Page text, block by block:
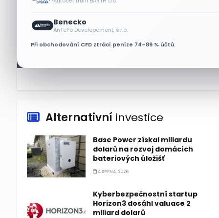
Benecko
AnTePo Developement, s.r.o.
Při obchodování CFD ztrácí peníze 74–89 % účtů.
Micron posílil o 7,6 % a zvýšil
podíl na trhu DRAM
Alternativní investice
Base Power získal miliardu
dolarů na rozvoj domácích
bateriových úložišť
4 SRPNA, 2026
Kyberbezpečnostní startup
Horizon3 dosáhl valuace 2
miliard dolarů